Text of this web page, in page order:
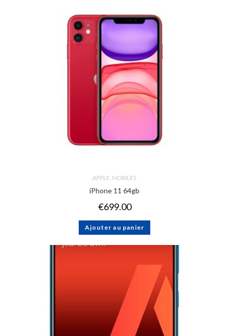
APPLE MOBILES
iPhone 11 64gb
€699.00
Ajouter au panier